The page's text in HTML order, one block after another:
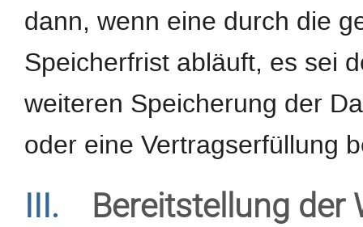
dann, wenn eine durch die
Speicherfrist abläuft, es sei
weiteren Speicherung der
oder eine Vertragserfüllung
III.
Bereitstellung der